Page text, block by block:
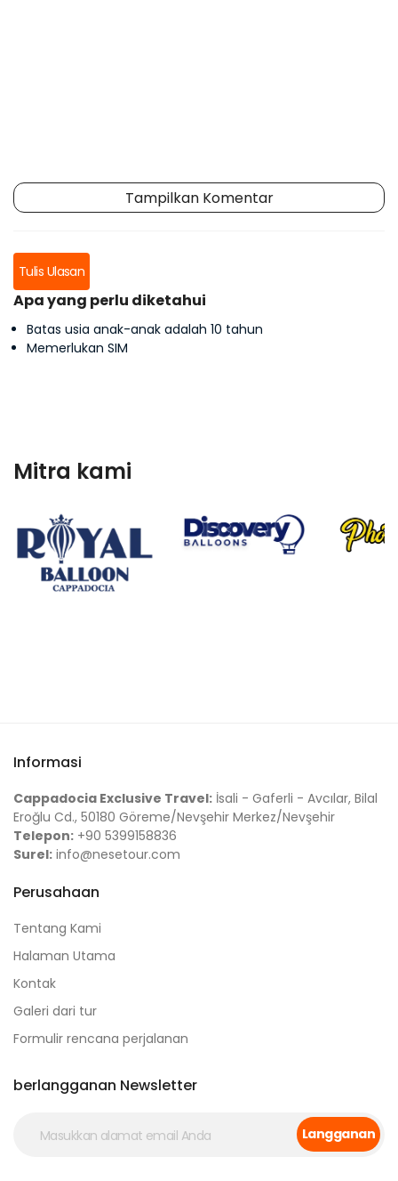
Tampilkan Komentar
Tulis Ulasan
Apa yang perlu diketahui
Batas usia anak-anak adalah 10 tahun
Memerlukan SIM
Mitra kami
Informasi
Cappadocia Exclusive Travel: İsali - Gaferli - Avcılar, Bilal
Eroğlu Cd., 50180 Göreme/Nevşehir Merkez/Nevşehir
Telepon: +90 5399158836
Surel: info@nesetour.com
Perusahaan
Tentang Kami
Halaman Utama
Kontak
Galeri dari tur
Formulir rencana perjalanan
berlangganan Newsletter
Langganan